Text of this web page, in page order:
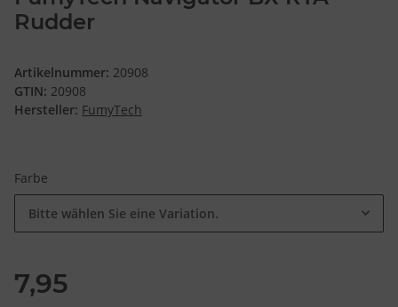
Rudder
Artikelnummer: 20908
GTIN: 20908
Hersteller: FumyTech
Farbe
Bitte wählen Sie eine Variation.
7,95